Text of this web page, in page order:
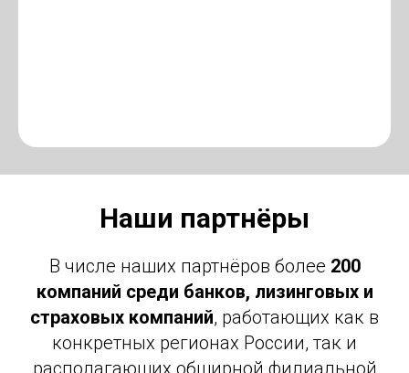
Наши партнёры
В числе наших партнёров более 200
компаний среди банков, лизинговых и
страховых компаний, работающих как в
конкретных регионах России, так и